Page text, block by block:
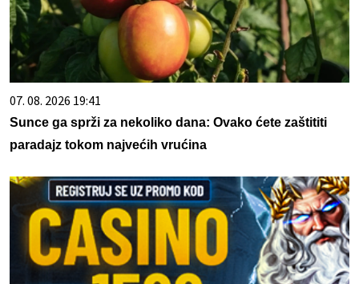
07. 08. 2026 19:41
Sunce ga sprži za nekoliko dana: Ovako ćete zaštititi
paradajz tokom najvećih vrućina